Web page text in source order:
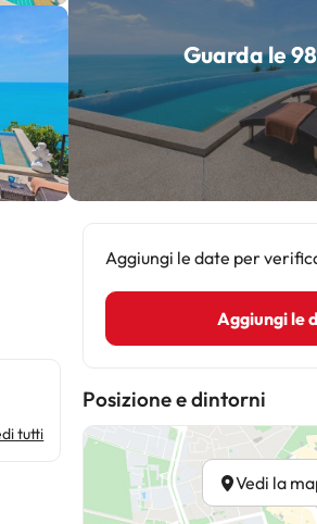
Guarda le
tutti
Aggiungi le date per
Aggiungi le
Posizione e dintorni
Vedi la